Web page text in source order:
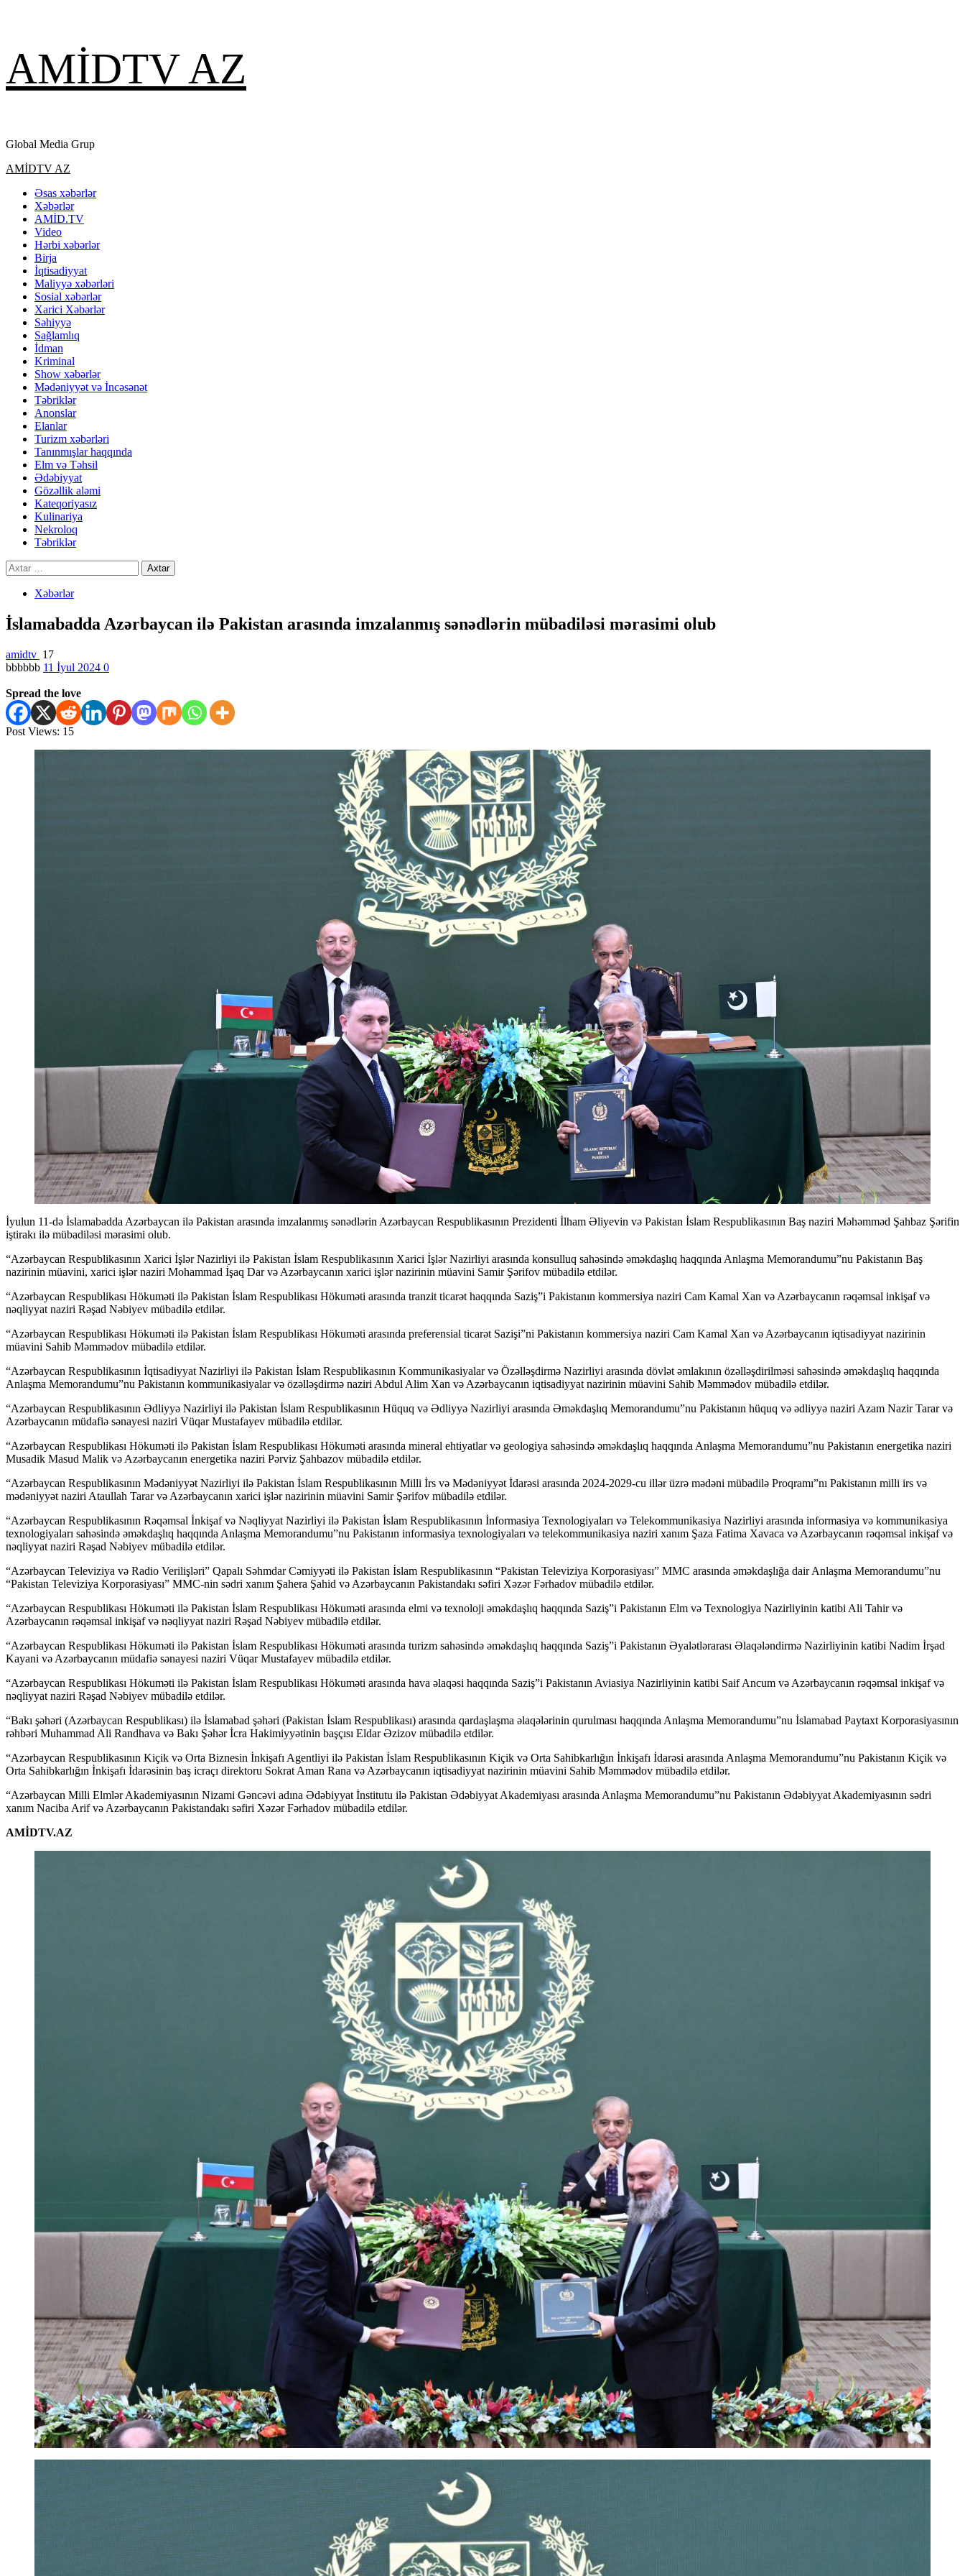
content
AMİDTV AZ
Global Media Grup
Primary
AMİDTV AZ
Əsas xəbərlər
Xəbərlər
AMİD.TV
Video
Hərbi xəbərlər
Birja
İqtisadiyyat
Maliyyə xəbərləri
Sosial xəbərlər
Xarici Xəbərlər
Səhiyyə
Sağlamlıq
İdman
Kriminal
Show xəbərlər
Mədəniyyət və İncəsənət
Təbriklər
Anonslar
Elanlar
Turizm xəbərləri
Tanınmışlar haqqında
Elm və Təhsil
Ədəbiyyat
Gözəllik aləmi
Kateqoriyasız
Kulinariya
Nekroloq
Təbriklər
Axtarış:
Xəbərlər
İslamabadda Azərbaycan ilə Pakistan arasında imzalanmış sənədlərin mübadiləsi mərasimi olub
amidtv 17
bbbbbb 11 İyul 2024 0
Spread the love
Post Views: 15
İyulun 11-də İslamabadda Azərbaycan ilə Pakistan arasında imzalanmış sənədlərin Azərbaycan Respublikasının Prezidenti İlham Əliyevin və Pakistan İslam Respublikasının Baş naziri Məhəmməd Şahbaz Şərifin
iştirakı ilə mübadiləsi mərasimi olub.
“Azərbaycan Respublikasının Xarici İşlər Nazirliyi ilə Pakistan İslam Respublikasının Xarici İşlər Nazirliyi arasında konsulluq sahəsində əməkdaşlıq haqqında Anlaşma Memorandumu”nu Pakistanın Baş
nazirinin müavini, xarici işlər naziri Mohammad İşaq Dar və Azərbaycanın xarici işlər nazirinin müavini Samir Şərifov mübadilə etdilər.
“Azərbaycan Respublikası Hökuməti ilə Pakistan İslam Respublikası Hökuməti arasında tranzit ticarət haqqında Saziş”i Pakistanın kommersiya naziri Cam Kamal Xan və Azərbaycanın rəqəmsal inkişaf və
nəqliyyat naziri Rəşad Nəbiyev mübadilə etdilər.
“Azərbaycan Respublikası Hökuməti ilə Pakistan İslam Respublikası Hökuməti arasında preferensial ticarət Sazişi”ni Pakistanın kommersiya naziri Cam Kamal Xan və Azərbaycanın iqtisadiyyat nazirinin
müavini Sahib Məmmədov mübadilə etdilər.
“Azərbaycan Respublikasının İqtisadiyyat Nazirliyi ilə Pakistan İslam Respublikasının Kommunikasiyalar və Özəlləşdirmə Nazirliyi arasında dövlət əmlakının özəlləşdirilməsi sahəsində əməkdaşlıq haqqında
Anlaşma Memorandumu”nu Pakistanın kommunikasiyalar və özəlləşdirmə naziri Abdul Alim Xan və Azərbaycanın iqtisadiyyat nazirinin müavini Sahib Məmmədov mübadilə etdilər.
“Azərbaycan Respublikasının Ədliyyə Nazirliyi ilə Pakistan İslam Respublikasının Hüquq və Ədliyyə Nazirliyi arasında Əməkdaşlıq Memorandumu”nu Pakistanın hüquq və ədliyyə naziri Azam Nazir Tarar və
Azərbaycanın müdafiə sənayesi naziri Vüqar Mustafayev mübadilə etdilər.
“Azərbaycan Respublikası Hökuməti ilə Pakistan İslam Respublikası Hökuməti arasında mineral ehtiyatlar və geologiya sahəsində əməkdaşlıq haqqında Anlaşma Memorandumu”nu Pakistanın energetika naziri
Musadik Masud Malik və Azərbaycanın energetika naziri Pərviz Şahbazov mübadilə etdilər.
“Azərbaycan Respublikasının Mədəniyyət Nazirliyi ilə Pakistan İslam Respublikasının Milli İrs və Mədəniyyət İdarəsi arasında 2024-2029-cu illər üzrə mədəni mübadilə Proqramı”nı Pakistanın milli irs və
mədəniyyət naziri Ataullah Tarar və Azərbaycanın xarici işlər nazirinin müavini Samir Şərifov mübadilə etdilər.
“Azərbaycan Respublikasının Rəqəmsal İnkişaf və Nəqliyyat Nazirliyi ilə Pakistan İslam Respublikasının İnformasiya Texnologiyaları və Telekommunikasiya Nazirliyi arasında informasiya və kommunikasiya
texnologiyaları sahəsində əməkdaşlıq haqqında Anlaşma Memorandumu”nu Pakistanın informasiya texnologiyaları və telekommunikasiya naziri xanım Şaza Fatima Xavaca və Azərbaycanın rəqəmsal inkişaf və
nəqliyyat naziri Rəşad Nəbiyev mübadilə etdilər.
“Azərbaycan Televiziya və Radio Verilişləri” Qapalı Səhmdar Cəmiyyəti ilə Pakistan İslam Respublikasının “Pakistan Televiziya Korporasiyası” MMC arasında əməkdaşlığa dair Anlaşma Memorandumu”nu
“Pakistan Televiziya Korporasiyası” MMC-nin sədri xanım Şahera Şahid və Azərbaycanın Pakistandakı səfiri Xəzər Fərhadov mübadilə etdilər.
“Azərbaycan Respublikası Hökuməti ilə Pakistan İslam Respublikası Hökuməti arasında elmi və texnoloji əməkdaşlıq haqqında Saziş”i Pakistanın Elm və Texnologiya Nazirliyinin katibi Ali Tahir və
Azərbaycanın rəqəmsal inkişaf və nəqliyyat naziri Rəşad Nəbiyev mübadilə etdilər.
“Azərbaycan Respublikası Hökuməti ilə Pakistan İslam Respublikası Hökuməti arasında turizm sahəsində əməkdaşlıq haqqında Saziş”i Pakistanın Əyalətlərarası Əlaqələndirmə Nazirliyinin katibi Nadim İrşad
Kayani və Azərbaycanın müdafiə sənayesi naziri Vüqar Mustafayev mübadilə etdilər.
“Azərbaycan Respublikası Hökuməti ilə Pakistan İslam Respublikası Hökuməti arasında hava əlaqəsi haqqında Saziş”i Pakistanın Aviasiya Nazirliyinin katibi Saif Ancum və Azərbaycanın rəqəmsal inkişaf və
nəqliyyat naziri Rəşad Nəbiyev mübadilə etdilər.
“Bakı şəhəri (Azərbaycan Respublikası) ilə İslamabad şəhəri (Pakistan İslam Respublikası) arasında qardaşlaşma əlaqələrinin qurulması haqqında Anlaşma Memorandumu”nu İslamabad Paytaxt Korporasiyasının
rəhbəri Muhammad Ali Randhava və Bakı Şəhər İcra Hakimiyyətinin başçısı Eldar Əzizov mübadilə etdilər.
“Azərbaycan Respublikasının Kiçik və Orta Biznesin İnkişafı Agentliyi ilə Pakistan İslam Respublikasının Kiçik və Orta Sahibkarlığın İnkişafı İdarəsi arasında Anlaşma Memorandumu”nu Pakistanın Kiçik və
Orta Sahibkarlığın İnkişafı İdarəsinin baş icraçı direktoru Sokrat Aman Rana və Azərbaycanın iqtisadiyyat nazirinin müavini Sahib Məmmədov mübadilə etdilər.
“Azərbaycan Milli Elmlər Akademiyasının Nizami Gəncəvi adına Ədəbiyyat İnstitutu ilə Pakistan Ədəbiyyat Akademiyası arasında Anlaşma Memorandumu”nu Pakistanın Ədəbiyyat Akademiyasının sədri
xanım Naciba Arif və Azərbaycanın Pakistandakı səfiri Xəzər Fərhadov mübadilə etdilər.
AMİDTV.AZ